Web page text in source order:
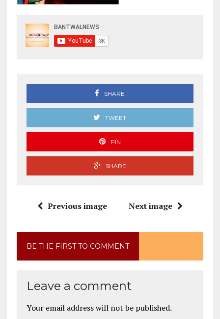
SHARE
TWEET
PIN
SHARE
Previous image Next image
BE THE FIRST TO COMMENT
Leave a comment
Your email address will not be published.